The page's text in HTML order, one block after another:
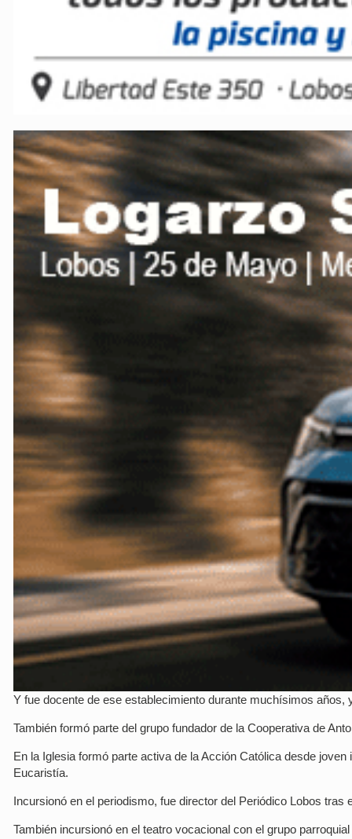
Y fue docente de ese establecimiento durante muchísimos
También formó parte del grupo fundador de la Cooperativa de
En la Iglesia formó parte activa de la Acción Católica desde
Eucaristía.
Incursionó en el periodismo, fue director del Periódico Lobos tras
También incursionó en el teatro vocacional con el grupo